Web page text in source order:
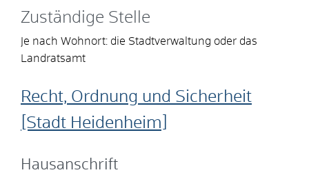
Zuständige Stelle
Je nach Wohnort: die Stadtverwaltung oder das
Landratsamt
Recht, Ordnung und Sicherheit
[Stadt Heidenheim]
Hausanschrift